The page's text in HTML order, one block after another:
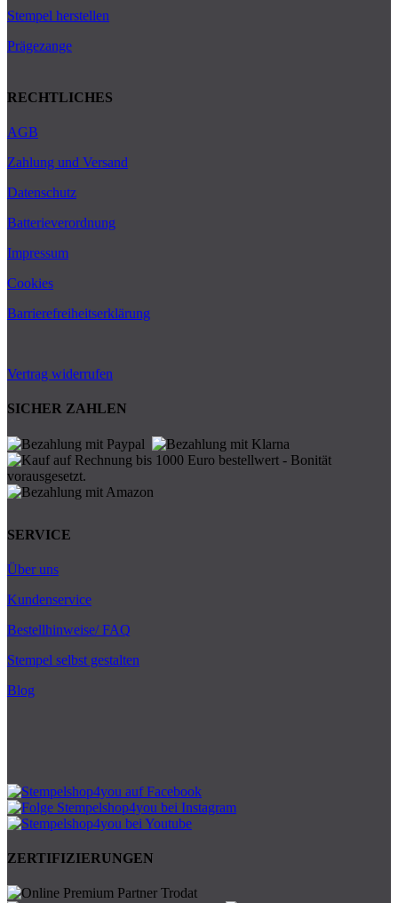
Stempel herstellen
Prägezange
RECHTLICHES
AGB
Zahlung und Versand
Datenschutz
Batterieverordnung
Impressum
Cookies
Barrierefreiheitserklärung
Vertrag widerrufen
SICHER ZAHLEN
SERVICE
Über uns
Kundenservice
Bestellhinweise/ FAQ
Stempel selbst gestalten
Blog
ZERTIFIZIERUNGEN